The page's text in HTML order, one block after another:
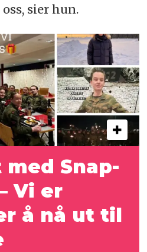
sier hun.
Snap-
Vi er
å nå ut til